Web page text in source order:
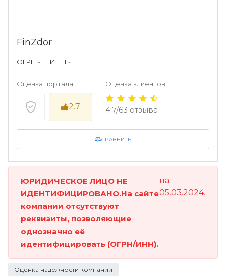
СРАВНИТЬ
FinZdor
ОГРН - ИНН -
Оценка портала
2.7
Оценка клиентов
4.7/63 отзыва
ЮРИДИЧЕСКОЕ ЛИЦО НЕ
ИДЕНТИФИЦИРОВАНО.На сайте
компании отсутствуют
реквизиты, позволяющие
однозначно её
идентифицировать (ОГРН/ИНН).
на
05.03.2024.
Оценка надежности компании